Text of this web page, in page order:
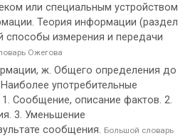
или специальным устройством
Теория информации (раздел
способы измерения и передачи
Ожегова
ж. Общего определения до
употребительные
Сообщение, описание фактов. 2.
3. Уменьшение
сообщения. Большой словарь